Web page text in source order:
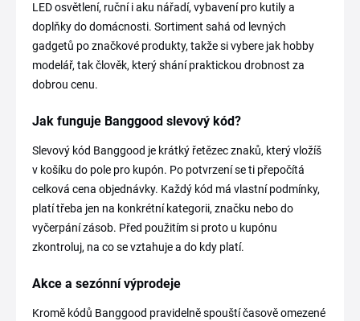
LED osvětlení, ruční i aku nářadí, vybavení pro kutily a
doplňky do domácnosti. Sortiment sahá od levných
gadgetů po značkové produkty, takže si vybere jak hobby
modelář, tak člověk, který shání praktickou drobnost za
dobrou cenu.
Jak funguje Banggood slevový kód?
Slevový kód Banggood je krátký řetězec znaků, který vložíš
v košíku do pole pro kupón. Po potvrzení se ti přepočítá
celková cena objednávky. Každý kód má vlastní podmínky,
platí třeba jen na konkrétní kategorii, značku nebo do
vyčerpání zásob. Před použitím si proto u kupónu
zkontroluj, na co se vztahuje a do kdy platí.
Akce a sezónní výprodeje
Kromě kódů Banggood pravidelně spouští časově omezené